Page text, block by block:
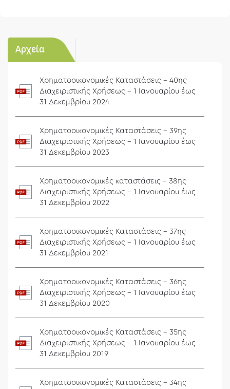
Αρχεία
Χρηματοοικονομικές Καταστάσεις - 40ης
Διαχειριστικής Χρήσεως - 1 Ιανουαρίου έως
31 Δεκεμβρίου 2024
Χρηματοοικονομικές Καταστάσεις - 39ης
Διαχειριστικής Χρήσεως - 1 Ιανουαρίου έως
31 Δεκεμβρίου 2023
Χρηματοοικονομικές καταστάσεις - 38ης
Διαχειριστικής Χρήσεως - 1 Ιανουαρίου έως
31 Δεκεμβρίου 2022
Χρηματοοικονομικές Καταστάσεις - 37ης
Διαχειριστικής Χρήσεως - 1 Ιανουαρίου έως
31 Δεκεμβρίου 2021
Χρηματοοικονομικές Καταστάσεις - 36ης
Διαχειριστικής Χρήσεως - 1 Ιανουαρίου έως
31 Δεκεμβρίου 2020
Χρηματοοικονομικές Καταστάσεις - 35ης
Διαχειριστικής Χρήσεως - 1 Ιανουαρίου έως
31 Δεκεμβρίου 2019
Χρηματοοικονομικές Καταστάσεις - 34ης